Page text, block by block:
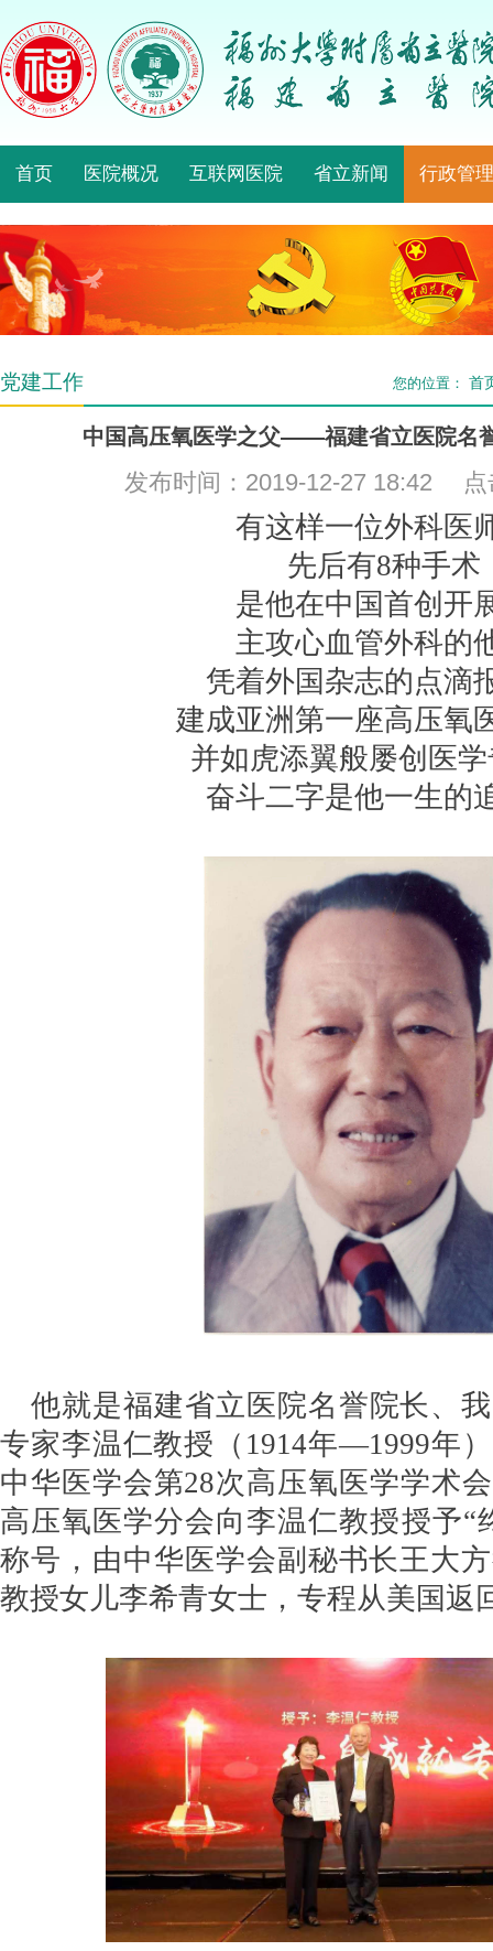
首页 医院概况 互联网医院 省立新闻 行政管理
党建工作 您的位置： 首
中国高压氧医学之父——福建省立医院名
发布时间：2019-12-27 18:42 点
有这样一位外科医
先后有8种手术
是他在中国首创开
主攻心血管外科的
凭着外国杂志的点滴
建成亚洲第一座高压氧
并如虎添翼般屡创医
奋斗二字是他一生的
他就是福建省立医院名誉院长、
专家李温仁教授（1914年—1999年
中华医学会第28次高压氧医学学术
高压氧医学分会向李温仁教授授予“
称号，由中华医学会副秘书长王大
教授女儿李希青女士，专程从美国返